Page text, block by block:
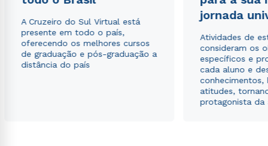
A Cruzeiro do Sul Virtual está
presente em todo o país,
oferecendo os melhores cursos
de graduação e pós-graduação a
distância do país
jornada
Atividades de
consideram os
específicos e
cada aluno e
conhecimentos,
atitudes,
protagonista da